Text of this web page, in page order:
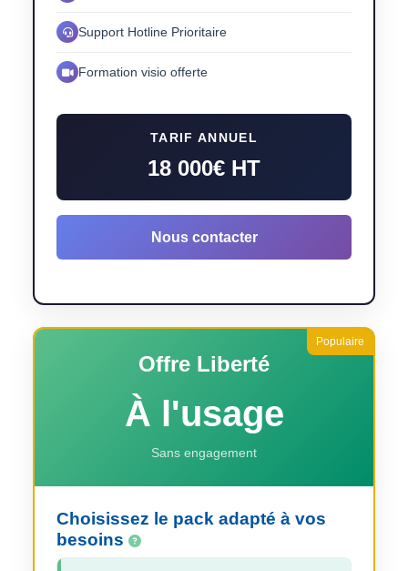
Support Hotline Prioritaire
Formation visio offerte
TARIF ANNUEL
18 000€ HT
Nous contacter
Offre Liberté
À l'usage
Sans engagement
Choisissez le pack adapté à vos
besoins